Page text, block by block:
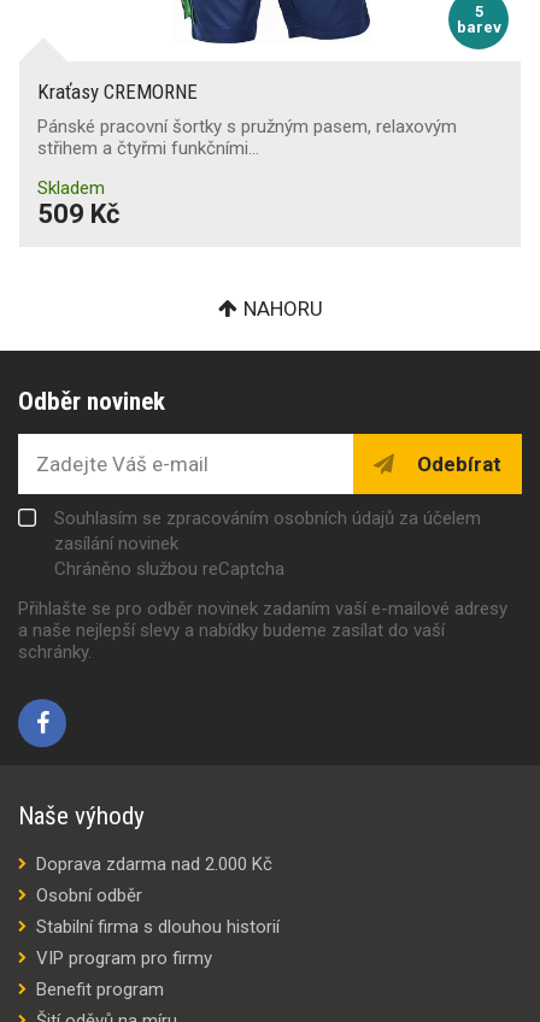
5
barev
Kraťasy CREMORNE
Pánské pracovní šortky s pružným pasem, relaxovým
střihem a čtyřmi funkčními…
Skladem
509 Kč
NAHORU
Odběr novinek
Odebírat
Souhlasím se zpracováním osobních údajů za účelem
zasílání novinek
Chráněno službou reCaptcha
Přihlašte se pro odběr novinek zadaním vaší e-mailové adresy
a naše nejlepší slevy a nabídky budeme zasílat do vaší
schránky.
Naše výhody
Doprava zdarma nad 2.000 Kč
Osobní odběr
Stabilní firma s dlouhou historií
VIP program pro firmy
Benefit program